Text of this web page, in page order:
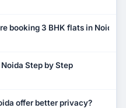
booking 3 BHK flats in Noida?
Step by Step
offer better privacy?